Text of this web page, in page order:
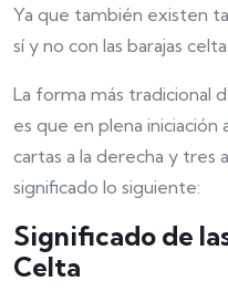
Ya que también existen
sí y no con las barajas
La forma más tradicional
es que en plena iniciación
cartas a la derecha y tres
significado lo siguiente:
Significado de
Celta